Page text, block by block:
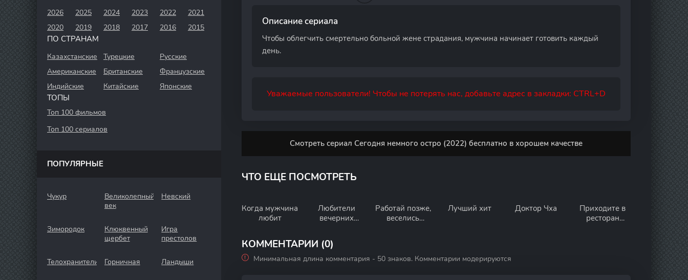
Описание сериала
Чтобы облегчить смертельно больной жене страдания, мужчина начинает готовить каждый
день.
Уважаемые пользователи! Чтобы не потерять нас, добавьте адрес в закладки: CTRL+D
Смотреть сериал Сегодня немного остро (2022) бесплатно в хорошем качестве
ЧТО ЕЩЕ ПОСМОТРЕТЬ
Когда мужчина
любит
Любители
вечерних
Работай позже,
веселись
Лучший хит Доктор Чха
Приходите в
ресторан
КОММЕНТАРИИ (0)
Минимальная длина комментария - 50 знаков. Комментарии модерируются
2026 2025 2024 2023 2022
2021
2020
2019 2018 2017 2016 2015
ПО СТРАНАМ
Казахстанские Турецкие
Русские
Американские
Британские
Французские
Индийские
Китайские Японские
ТОПЫ
Топ 100 фильмов
Топ 100 сериалов
ПОПУЛЯРНЫЕ
Чукур
Великолепный
век
Невский
Зимородок
Клюквенный
щербет
Игра
престолов
Телохранители Горничная Ландыши